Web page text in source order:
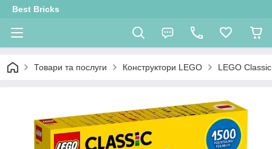
Best Bricks
Товари та послуги Конструктори LEGO LEGO Classic